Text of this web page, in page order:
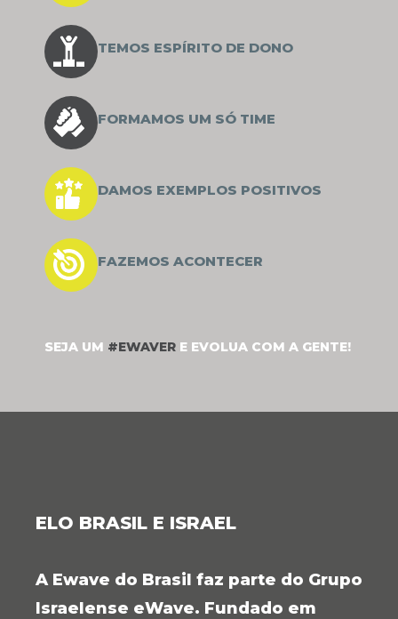
TEMOS ESPÍRITO DE DONO
FORMAMOS UM SÓ TIME
DAMOS EXEMPLOS POSITIVOS
FAZEMOS ACONTECER
SEJA UM #EWAVER E EVOLUA COM A GENTE!
ELO BRASIL E ISRAEL
A Ewave do Brasil faz parte do Grupo
Israelense eWave. Fundado em